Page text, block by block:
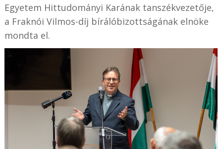
Egyetem Hittudományi Karának tanszékvezetője,
a Fraknói Vilmos-díj bírálóbizottságának elnöke
mondta el.